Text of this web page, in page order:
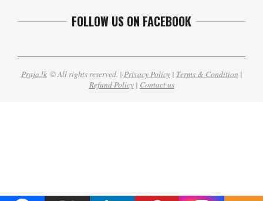
FOLLOW US ON FACEBOOK
Praja.lk© All rights reserved. | Privacy Policy| Terms & Condition |
Refund Policy| Contact us